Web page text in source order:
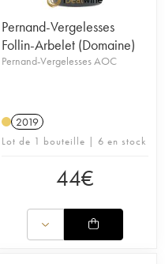
Pernand-Vergelesses
Follin-Arbelet (Domaine)
Pernand-Vergelesses AOC
2019
Lot de 1 bouteille | 6 en stock
44€